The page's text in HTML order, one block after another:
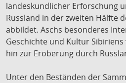
landeskundlicher Erforschung
Russland in der zweiten Hälfte
abbildet. Aschs besonderes
Geschichte und Kultur
hin zur Eroberung durch
Unter den Beständen der